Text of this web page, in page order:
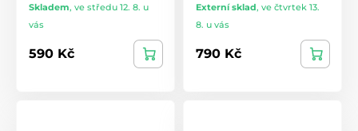
Skladem, ve středu 12. 8. u
vás
590 Kč
Externí sklad, ve čtvrtek 13.
8. u vás
790 Kč